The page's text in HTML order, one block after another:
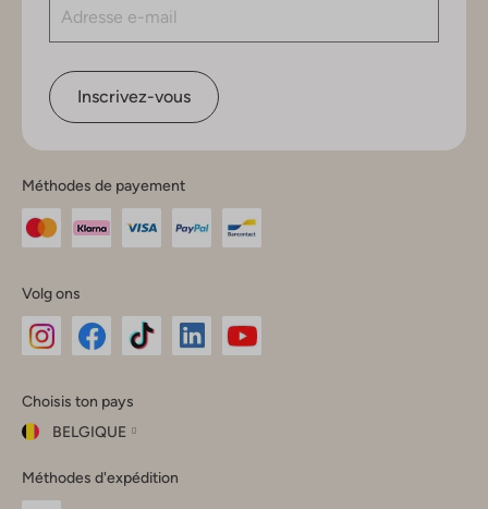
Inscrivez-vous
Méthodes de payement
Volg ons
Instagram
Facebook
TikTok
Choisis ton pays
BELGIQUE
ton
pays
Fermer
Méthodes d'expédition